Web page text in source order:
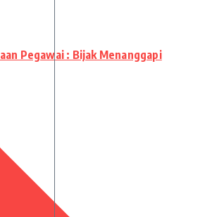
Pegawai : Bijak Menanggapi